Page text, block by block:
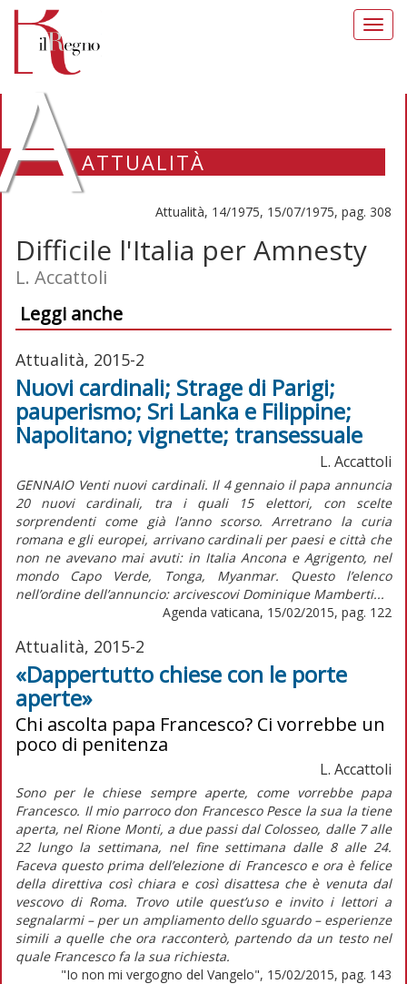
ATTUALITÀ
Attualità, 14/1975, 15/07/1975, pag. 308
Difficile l'Italia per Amnesty
L. Accattoli
Leggi anche
Attualità, 2015-2
Nuovi cardinali; Strage di Parigi;
pauperismo; Sri Lanka e Filippine;
Napolitano; vignette; transessuale
L. Accattoli
GENNAIO Venti nuovi cardinali. Il 4 gennaio il papa annuncia
20 nuovi cardinali, tra i quali 15 elettori, con scelte
sorprendenti come già l’anno scorso. Arretrano la curia
romana e gli europei, arrivano cardinali per paesi e città che
non ne avevano mai avuti: in Italia Ancona e Agrigento, nel
mondo Capo Verde, Tonga, Myanmar. Questo l’elenco
nell’ordine dell’annuncio: arcivescovi Dominique Mamberti...
Agenda vaticana, 15/02/2015, pag. 122
Attualità, 2015-2
«Dappertutto chiese con le porte
aperte»
Chi ascolta papa Francesco? Ci vorrebbe un
poco di penitenza
L. Accattoli
Sono per le chiese sempre aperte, come vorrebbe papa
Francesco. Il mio parroco don Francesco Pesce la sua la tiene
aperta, nel Rione Monti, a due passi dal Colosseo, dalle 7 alle
22 lungo la settimana, nel fine settimana dalle 8 alle 24.
Faceva questo prima dell’elezione di Francesco e ora è felice
della direttiva così chiara e così disattesa che è venuta dal
vescovo di Roma. Trovo utile quest’uso e invito i lettori a
segnalarmi – per un ampliamento dello sguardo – esperienze
simili a quelle che ora racconterò, partendo da un testo nel
quale Francesco fa la sua richiesta.
"Io non mi vergogno del Vangelo", 15/02/2015, pag. 143